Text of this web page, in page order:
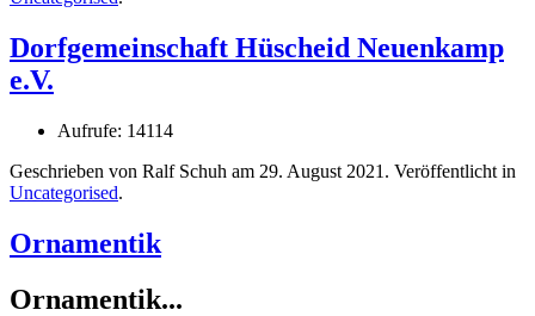
Dorfgemeinschaft Hüscheid Neuenkamp
e.V.
Aufrufe: 14114
Geschrieben von Ralf Schuh am 29. August 2021 . Veröffentlicht in
Uncategorised.
Ornamentik
Ornamentik...